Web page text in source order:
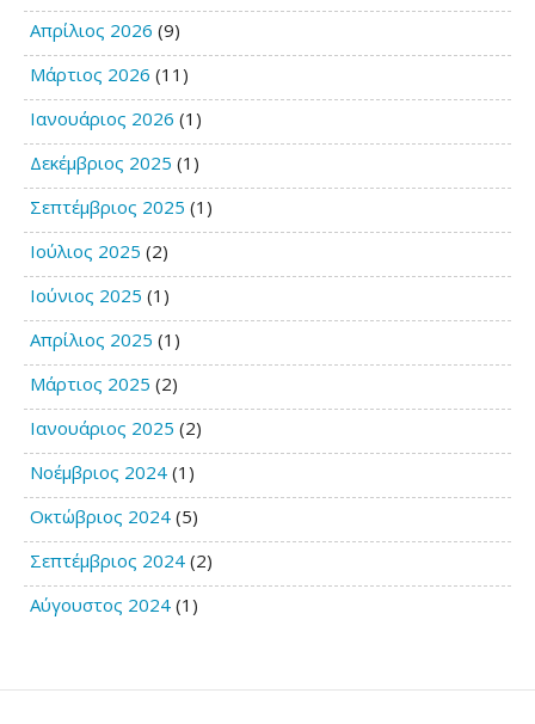
Απρίλιος 2026 (9)
Μάρτιος 2026 (11)
Ιανουάριος 2026 (1)
Δεκέμβριος 2025 (1)
Σεπτέμβριος 2025 (1)
Ιούλιος 2025 (2)
Ιούνιος 2025 (1)
Απρίλιος 2025 (1)
Μάρτιος 2025 (2)
Ιανουάριος 2025 (2)
Νοέμβριος 2024 (1)
Οκτώβριος 2024 (5)
Σεπτέμβριος 2024 (2)
Αύγουστος 2024 (1)